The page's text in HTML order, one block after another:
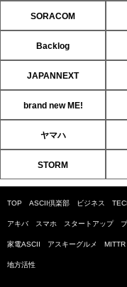
SORACOM
Backlog
JAPANNEXT
brand new ME!
ヤマハ
STORM
TOP ASCII倶楽部 ビジネス
アキバ スマホ スタートアップ
家電ASCII アスキーグルメ MITTR
地方活性